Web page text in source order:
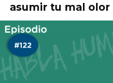
asumir tu mal olor